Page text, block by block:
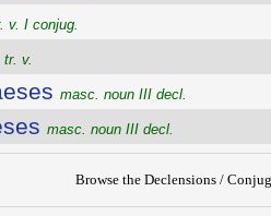
v. I conjug.
tr. v.
masc. noun III decl.
masc. noun III decl.
Browse the Declensions /